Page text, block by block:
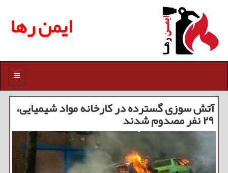
ایمن رها
منو
آتش سوزی گسترده در كارخانه مواد شیمیایی،
۲۹ نفر مصدوم شدند